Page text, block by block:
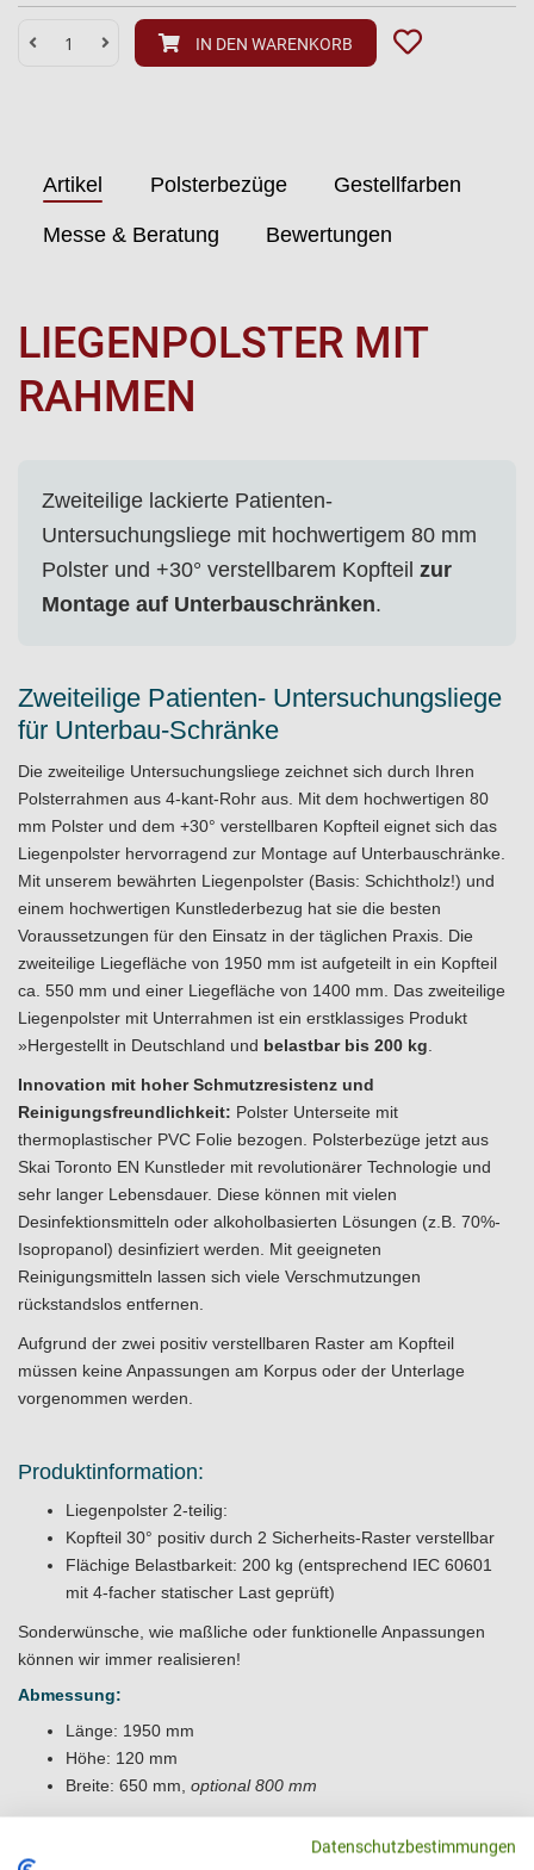
IN DEN WARENKORB
Artikel Polsterbezüge Gestellfarben
Messe & Beratung Bewertungen
LIEGENPOLSTER MIT
RAHMEN
Zweiteilige lackierte Patienten-
Untersuchungsliege mit hochwertigem 80 mm
Polster und +30° verstellbarem Kopfteil zur
Montage auf Unterbauschränken.
Zweiteilige Patienten- Untersuchungsliege
für Unterbau-Schränke
Die zweiteilige Untersuchungsliege zeichnet sich durch Ihren
Polsterrahmen aus 4-kant-Rohr aus. Mit dem hochwertigen 80
mm Polster und dem +30° verstellbaren Kopfteil eignet sich das
Liegenpolster hervorragend zur Montage auf Unterbauschränke.
Mit unserem bewährten Liegenpolster (Basis: Schichtholz!) und
einem hochwertigen Kunstlederbezug hat sie die besten
Voraussetzungen für den Einsatz in der täglichen Praxis. Die
zweiteilige Liegefläche von 1950 mm ist aufgeteilt in ein Kopfteil
ca. 550 mm und einer Liegefläche von 1400 mm. Das zweiteilige
Liegenpolster mit Unterrahmen ist ein erstklassiges Produkt
»Hergestellt in Deutschland und belastbar bis 200 kg
Innovation mit hoher Schmutzresistenz und
Reinigungsfreundlichkeit: Polster Unterseite mit
thermoplastischer PVC Folie bezogen. Polsterbezüge jetzt aus
Skai Toronto EN Kunstleder mit revolutionärer Technologie und
sehr langer Lebensdauer. Diese können mit vielen
Desinfektionsmitteln oder alkoholbasierten Lösungen (z.B. 70%-
Isopropanol) desinfiziert werden. Mit geeigneten
Reinigungsmitteln lassen sich viele Verschmutzungen
rückstandslos entfernen.
Aufgrund der zwei positiv verstellbaren Raster am Kopfteil
müssen keine Anpassungen am Korpus oder der Unterlage
vorgenommen werden.
Produktinformation:
Liegenpolster 2-teilig:
Kopfteil 30° positiv durch 2 Sicherheits-Raster verstellbar
Flächige Belastbarkeit: 200 kg (entsprechend IEC 60601
mit 4-facher statischer Last geprüft)
Sonderwünsche, wie maßliche oder funktionelle Anpassungen
können wir immer realisieren!
Abmessung:
Länge: 1950 mm
Höhe: 120 mm
Breite: 650 mm, optional 800 mm
Datenschutzbestimmungen